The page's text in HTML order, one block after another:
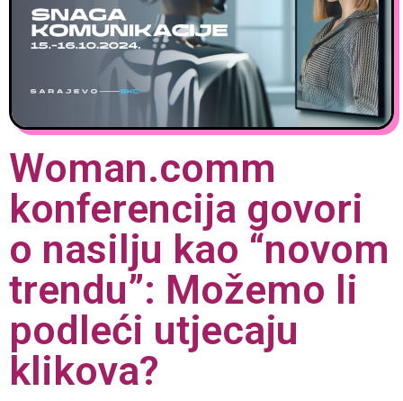
Woman.comm
konferencija govori
o nasilju kao “novom
trendu”: Možemo li
podleći utjecaju
klikova?